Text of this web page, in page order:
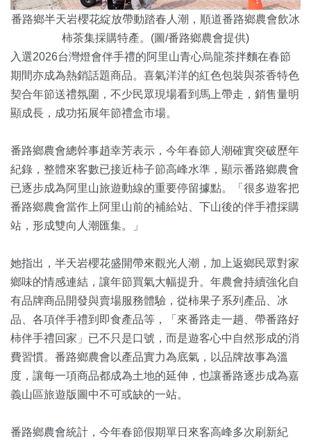
番路鄉半天岩櫻花綻放帶動踏春人潮，順道番路鄉農會飲冰
柿茶集採購特產。(圖/番路鄉農會提供)
入選2026台灣燈會伴手禮的阿里山青心烏龍茶拌麵在春節
期間亦成為熱銷話題商品。喜氣洋洋的紅色包裝與茶香特色
契合年節送禮氛圍，不少民眾現場看到馬上帶走，銷售量明
顯成長，成功拓展年節禮盒市場。
番路鄉農會總幹事趙幸芳表示，今年春節人潮確實突破歷年
紀錄，整體來客數已接近柿子節高峰水準，顯示番路鄉農會
已逐步成為阿里山旅遊動線的重要停留據點。「很多遊客把
番路鄉農會當作上阿里山前的補給站、下山後的伴手禮採購
站，形成雙向人潮匯集。」
她指出，半天岩櫻花盛開帶來觀光人潮，加上返鄉民眾對家
鄉味的情感連結，讓年節買氣大幅提升。年農會持續強化自
有品牌商品開發與賣場服務體驗，從柿果子系列產品、冰
品、各項伴手禮到即食產品等，「來番路走一趟、帶番路好
柿伴手禮回家」已不只是口號，而是遊客心中自然形成的消
費習慣。番路鄉農會以產品實力為底氣，以品牌故事為溫
度，讓每一項商品都成為土地的延伸，也讓番路逐步成為嘉
義山區旅遊版圖中不可或缺的一站。
番路鄉農會統計，今年春節假期單日來客高峰多次刷新紀